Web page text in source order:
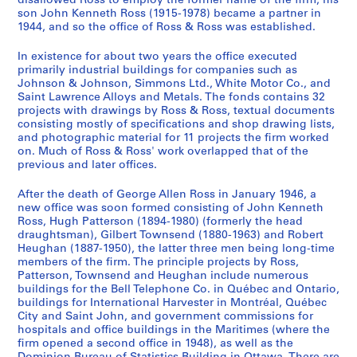
n
1
4
7
a
n
d
1
9
3
]
AP013.S1.D301.SD1
n
1
4
0
a
n
d
1
9
4
]
AP013.S1.D348.SD1
]
AP013.S1.D348.SD4
1
9
4
AP013.S1.D348.SD7
4
4
AP013.S1.D348.SD8
9
4
]
AP013.S1.D348.SD14
1
9
4
AP013.S1.D348.SD15
6
0
AP013.S2.D614
p
p
r
t
[
C
h
o
m
d
y
A
p
a
r
t
m
e
n
t
o
d
m
i
r
a
l
B
a
t
t
y
H
o
t
e
l
,
son John Kenneth Ross (1915-1978) became a partner in
1944, and so the office of Ross & Ross was established.
In existence for about two years the office executed
primarily industrial buildings for companies such as
Johnson & Johnson, Simmons Ltd., White Motor Co., and
Saint Lawrence Alloys and Metals. The fonds contains 32
projects with drawings by Ross & Ross, textual documents
consisting mostly of specifications and shop drawing lists,
and photographic material for 11 projects the firm worked
on. Much of Ross & Ross' work overlapped that of the
previous and later offices.
After the death of George Allen Ross in January 1946, a
new office was soon formed consisting of John Kenneth
Ross, Hugh Patterson (1894-1980) (formerly the head
draughtsman), Gilbert Townsend (1880-1963) and Robert
Heughan (1887-1950), the latter three men being long-time
members of the firm. The principle projects by Ross,
Patterson, Townsend and Heughan include numerous
buildings for the Bell Telephone Co. in Québec and Ontario,
buildings for International Harvester in Montréal, Québec
City and Saint John, and government commissions for
hospitals and office buildings in the Maritimes (where the
firm opened a second office in 1948), as well as the